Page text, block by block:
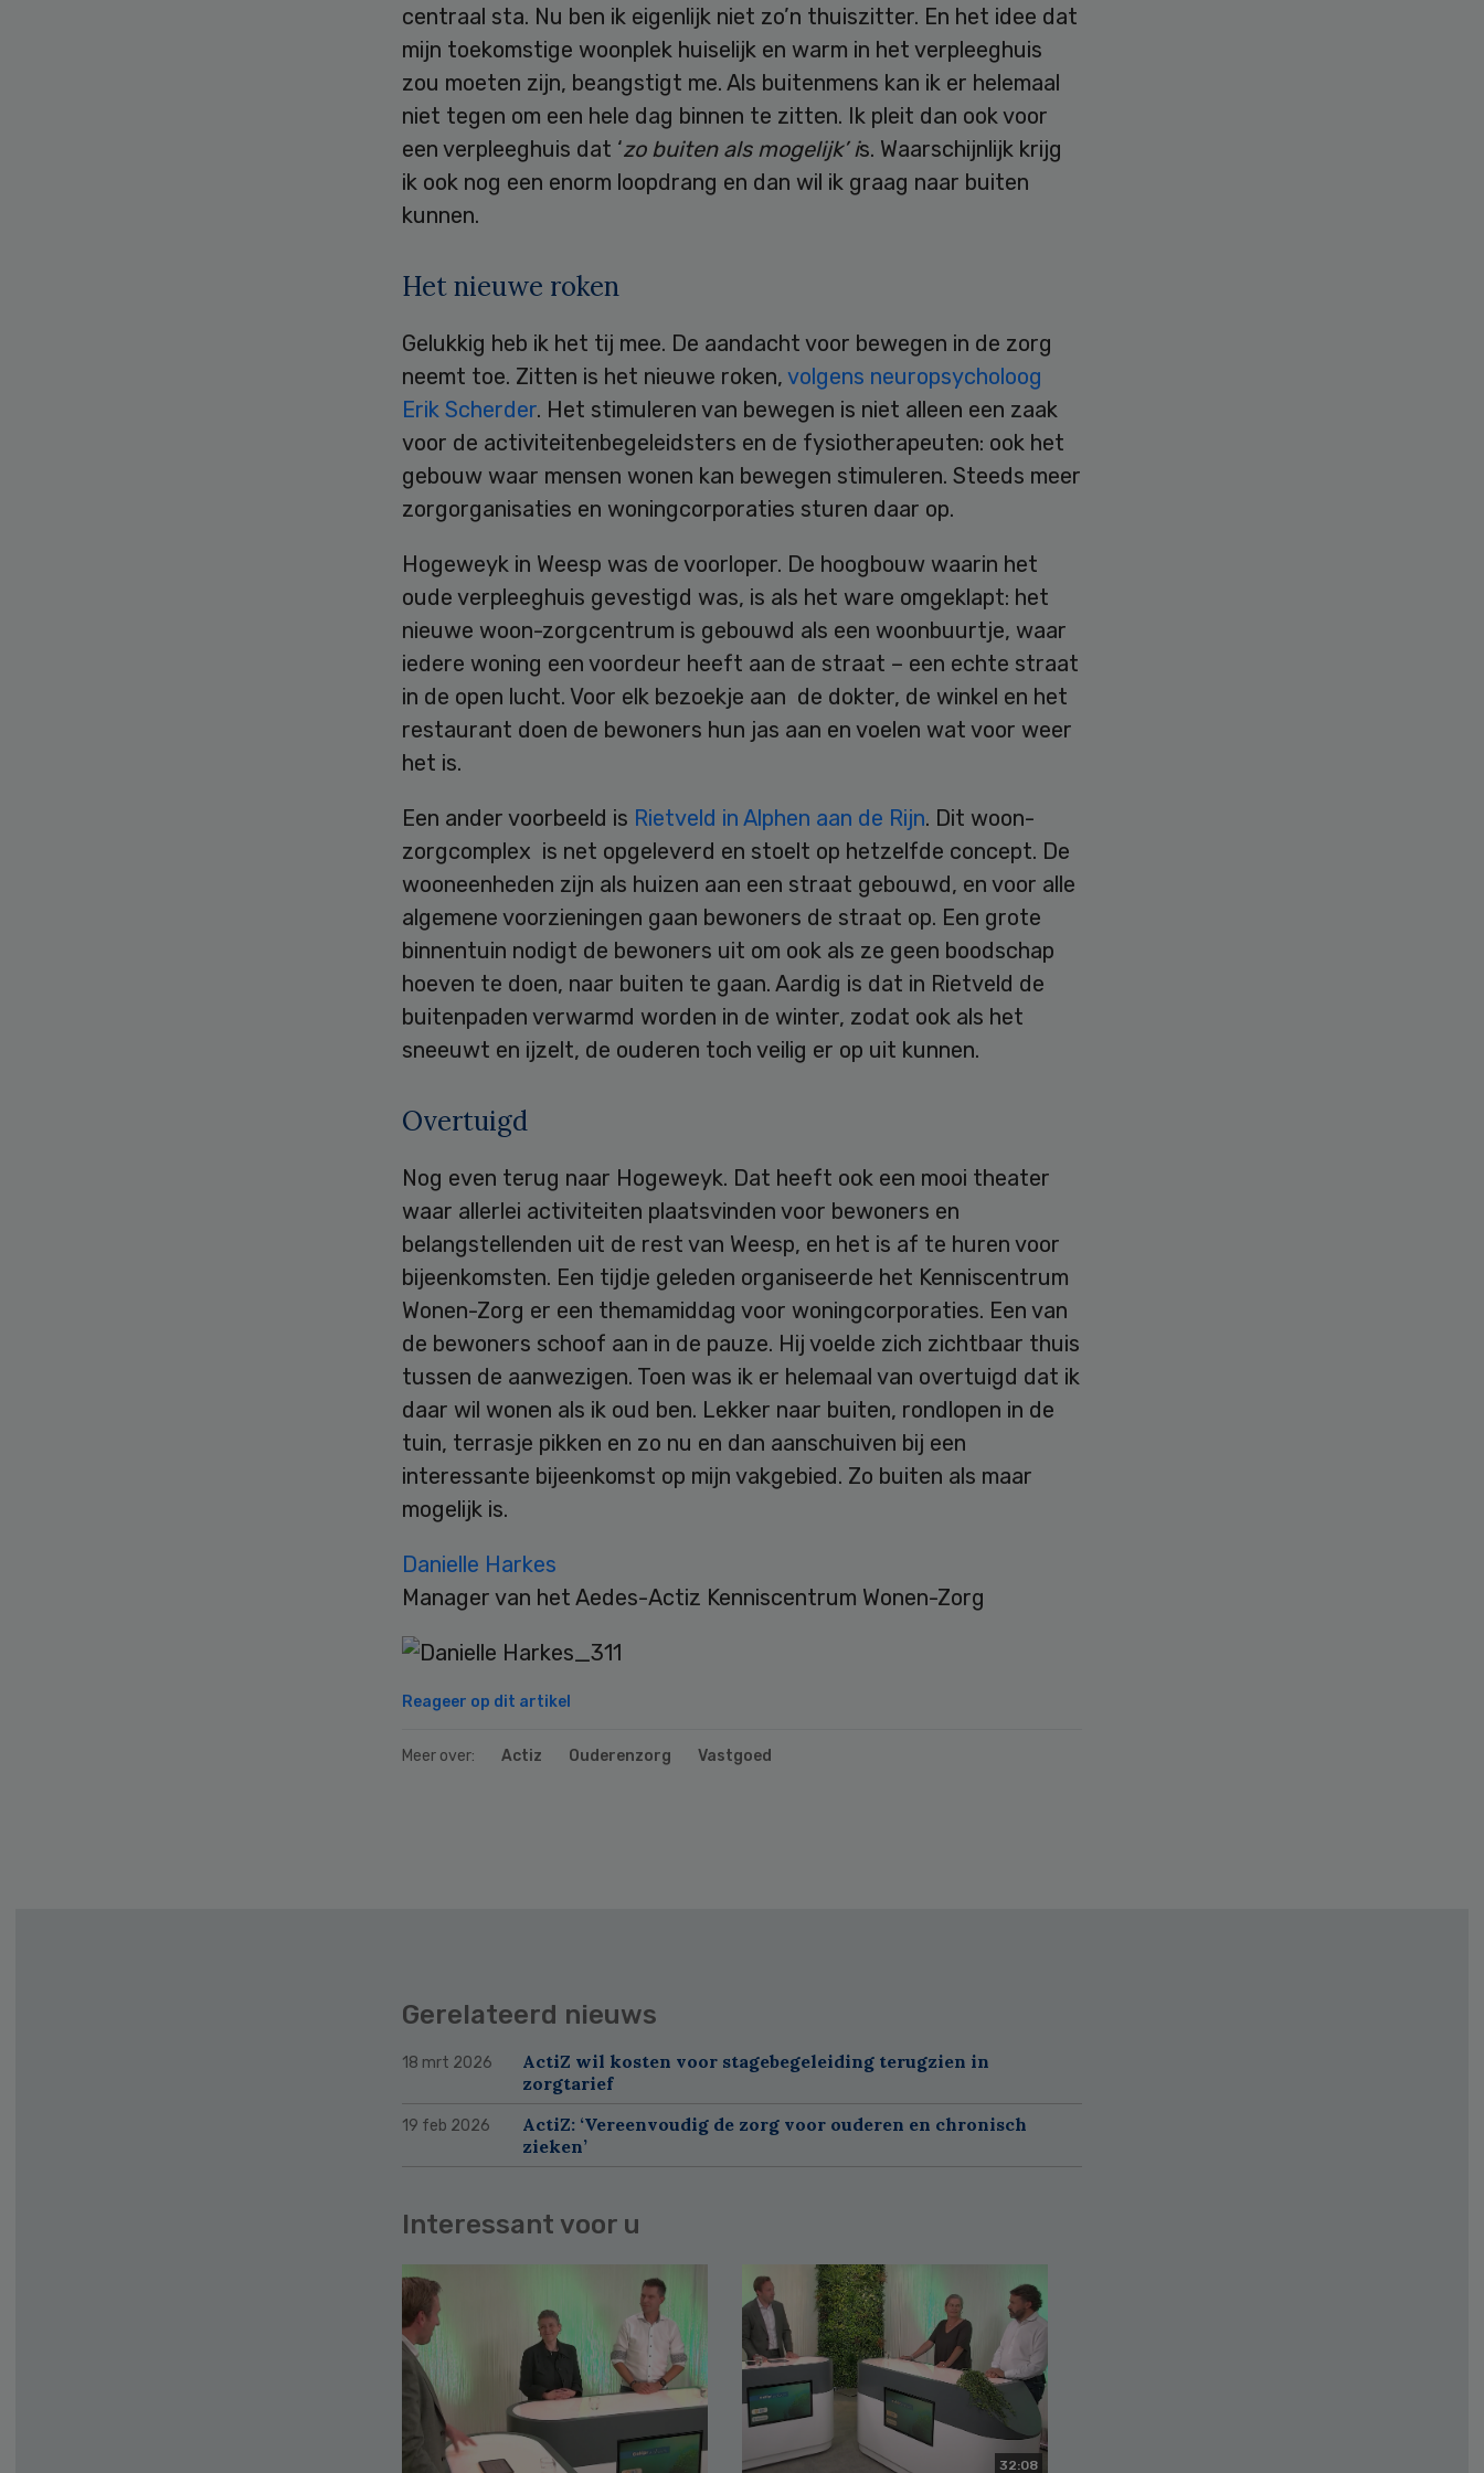
centraal sta. Nu ben ik eigenlijk niet zo’n thuiszitter. En het idee dat
mijn toekomstige woonplek huiselijk en warm in het verpleeghuis
zou moeten zijn, beangstigt me. Als buitenmens kan ik er helemaal
niet tegen om een hele dag binnen te zitten. Ik pleit dan ook voor
een verpleeghuis dat ‘zo buiten als mogelijk’ is. Waarschijnlijk krijg
ik ook nog een enorm loopdrang en dan wil ik graag naar buiten
kunnen.
Het nieuwe roken
Gelukkig heb ik het tij mee. De aandacht voor bewegen in de zorg
neemt toe. Zitten is het nieuwe roken, volgens neuropsycholoog
Erik Scherder. Het stimuleren van bewegen is niet alleen een zaak
voor de activiteitenbegeleidsters en de fysiotherapeuten: ook het
gebouw waar mensen wonen kan bewegen stimuleren. Steeds meer
zorgorganisaties en woningcorporaties sturen daar op.
Hogeweyk in Weesp was de voorloper. De hoogbouw waarin het
oude verpleeghuis gevestigd was, is als het ware omgeklapt: het
nieuwe woon-zorgcentrum is gebouwd als een woonbuurtje, waar
iedere woning een voordeur heeft aan de straat – een echte straat
in de open lucht. Voor elk bezoekje aan de dokter, de winkel en het
restaurant doen de bewoners hun jas aan en voelen wat voor weer
het is.
Een ander voorbeeld is Rietveld in Alphen aan de Rijn. Dit woon-
zorgcomplex is net opgeleverd en stoelt op hetzelfde concept. De
wooneenheden zijn als huizen aan een straat gebouwd, en voor alle
algemene voorzieningen gaan bewoners de straat op. Een grote
binnentuin nodigt de bewoners uit om ook als ze geen boodschap
hoeven te doen, naar buiten te gaan. Aardig is dat in Rietveld de
buitenpaden verwarmd worden in de winter, zodat ook als het
sneeuwt en ijzelt, de ouderen toch veilig er op uit kunnen.
Overtuigd
Nog even terug naar Hogeweyk. Dat heeft ook een mooi theater
waar allerlei activiteiten plaatsvinden voor bewoners en
belangstellenden uit de rest van Weesp, en het is af te huren voor
bijeenkomsten. Een tijdje geleden organiseerde het Kenniscentrum
Wonen-Zorg er een themamiddag voor woningcorporaties. Een van
de bewoners schoof aan in de pauze. Hij voelde zich zichtbaar thuis
tussen de aanwezigen. Toen was ik er helemaal van overtuigd dat ik
daar wil wonen als ik oud ben. Lekker naar buiten, rondlopen in de
tuin, terrasje pikken en zo nu en dan aanschuiven bij een
interessante bijeenkomst op mijn vakgebied. Zo buiten als maar
mogelijk is.
Danielle Harkes
Manager van het Aedes-Actiz Kenniscentrum Wonen-Zorg
Reageer op dit artikel
Meer over: Actiz Ouderenzorg Vastgoed
Gerelateerd nieuws
18 mrt 2026
ActiZ wil kosten voor stagebegeleiding terugzien in
zorgtarief
19 feb 2026
ActiZ: ‘Vereenvoudig de zorg voor ouderen en chronisch
zieken’
Interessant voor u
32:08